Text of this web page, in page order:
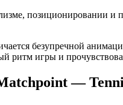
позиционировании
безупречной
ритм игры и
—